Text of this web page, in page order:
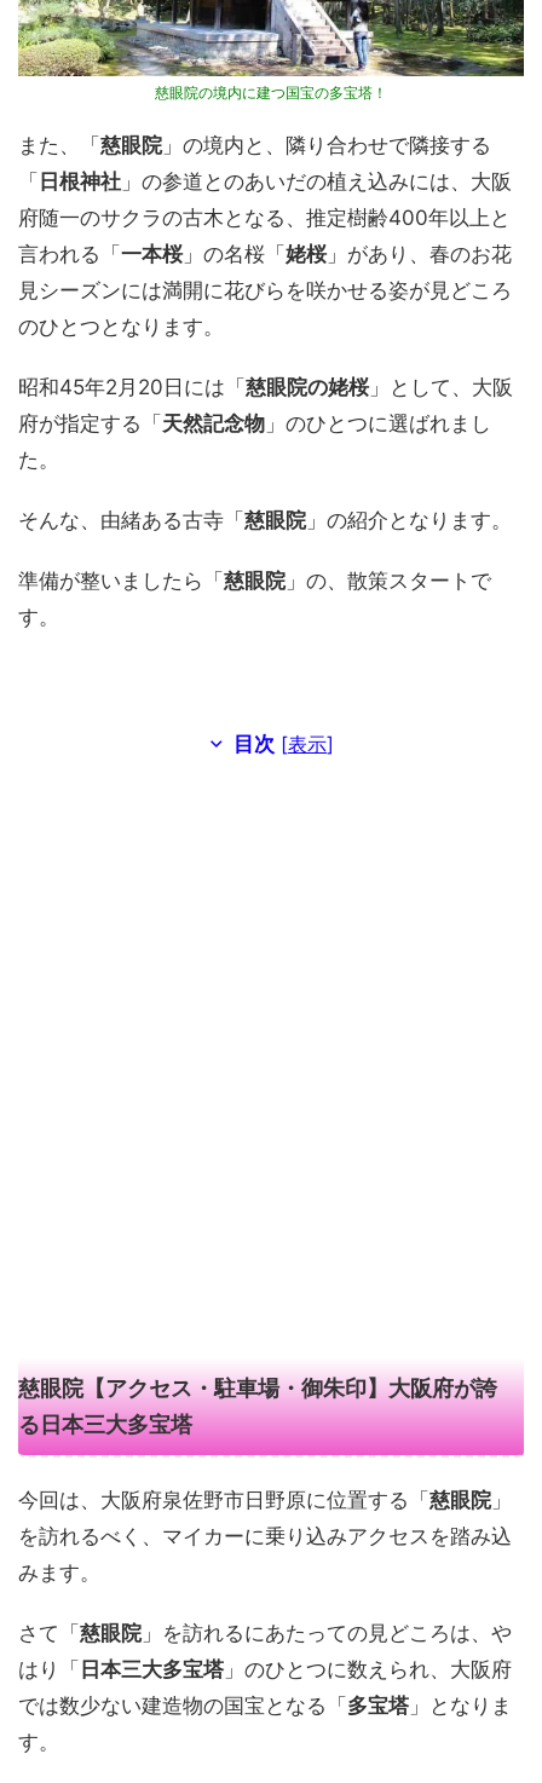
慈眼院の境内に建つ国宝の多宝塔！
また、「 慈眼院」の境内と、隣り合わせで隣接する
「 日根神社 」の参道とのあいだの植え込みには、大阪
府随一のサクラの古木となる、推定樹齢400年以上と
言われる「 一本桜」の名桜「 姥桜」があり、春のお花
見シーズンには満開に花びらを咲かせる姿が見どころ
のひとつとなります。
昭和45年2月20日には「 慈眼院の姥桜」として、大阪
府が指定する「 天然記念物 」のひとつに選ばれまし
た。
そんな、由緒ある古寺「 慈眼院」の紹介となります。
準備が整いましたら「 慈眼院」の、散策スタートで
す。
目次 [表示]
慈眼院【アクセス・駐車場・御朱印】大阪府が誇
る日本三大多宝塔
今回は、大阪府泉佐野市日野原に位置する「 慈眼院」
を訪れるべく、マイカーに乗り込みアクセスを踏み込
みます。
さて「 慈眼院」を訪れるにあたっての見どころは、や
はり「 日本三大多宝塔 」のひとつに数えられ、大阪府
では数少ない建造物の国宝となる「 多宝塔 」となりま
す。